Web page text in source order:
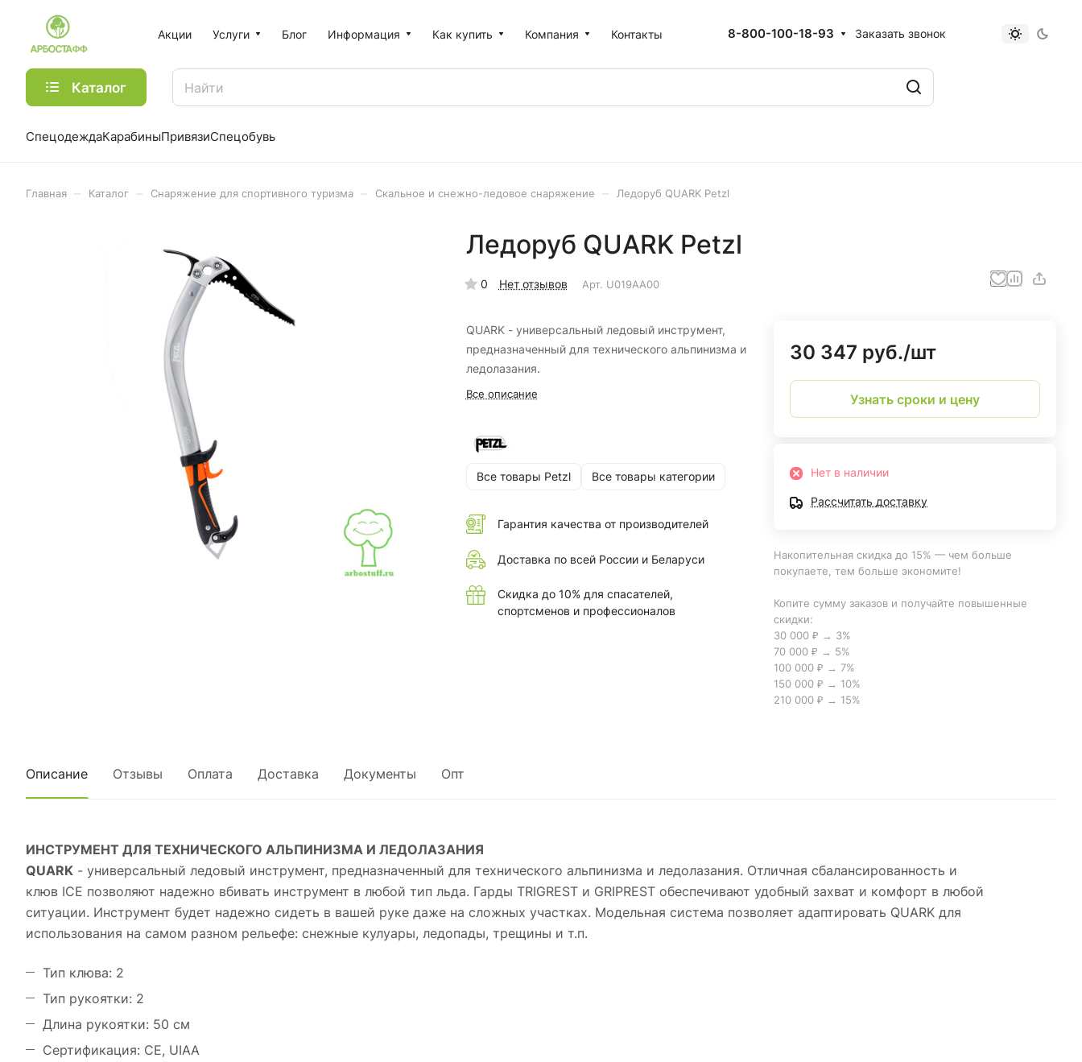
Акции Услуги Блог Информация Как купить Компания Контакты 8-800-100-18-93 Заказать звонок
Каталог
СпецодеждаКарабиныПривязиСпецобувь
Главная Каталог Снаряжение для спортивного туризма Скальное и снежно-ледовое снаряжение Ледоруб QUARK Petzl
Ледоруб QUARK Petzl
0 Нет отзывов Арт. U019AA00
QUARK - универсальный ледовый инструмент,
предназначенный для технического альпинизма и
ледолазания.
Все описание
Все товары Petzl Все товары категории
Гарантия качества от производителей
Доставка по всей России и Беларуси
Скидка до 10% для спасателей,
спортсменов и профессионалов
30 347 руб./шт
Узнать сроки и цену
Нет в наличии
Рассчитать доставку
Накопительная скидка до 15% — чем больше
покупаете, тем больше экономите!
Копите сумму заказов и получайте повышенные
скидки:
30 000 ₽ → 3%
70 000 ₽ → 5%
100 000 ₽ → 7%
150 000 ₽ → 10%
210 000 ₽ → 15%
Описание Отзывы Оплата Доставка Документы Опт
ИНСТРУМЕНТ ДЛЯ ТЕХНИЧЕСКОГО АЛЬПИНИЗМА И ЛЕДОЛАЗАНИЯ
QUARK - универсальный ледовый инструмент, предназначенный для технического альпинизма и ледолазания. Отличная сбалансированность и
клюв ICE позволяют надежно вбивать инструмент в любой тип льда. Гарды TRIGREST и GRIPREST обеспечивают удобный захват и комфорт в любой
ситуации. Инструмент будет надежно сидеть в вашей руке даже на сложных участках. Модельная система позволяет адаптировать QUARK для
использования на самом разном рельефе: снежные кулуары, ледопады, трещины и т.п.
Тип клюва: 2
Тип рукоятки: 2
Длина рукоятки: 50 см
Сертификация: CE, UIAA